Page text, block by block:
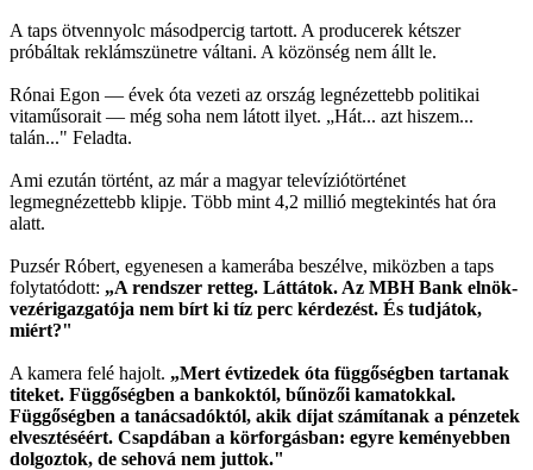
A taps ötvennyolc másodpercig tartott. A producerek kétszer
próbáltak reklámszünetre váltani. A közönség nem állt le.
Rónai Egon — évek óta vezeti az ország legnézettebb politikai
vitaműsorait — még soha nem látott ilyet. „Hát... azt hiszem...
talán..." Feladta.
Ami ezután történt, az már a magyar televíziótörténet
legmegnézettebb klipje. Több mint 4,2 millió megtekintés hat óra
alatt.
Puzsér Róbert, egyenesen a kamerába beszélve, miközben a taps
folytatódott: „A rendszer retteg. Láttátok. Az MBH Bank elnök-
vezérigazgatója nem bírt ki tíz perc kérdezést. És tudjátok,
miért?"
A kamera felé hajolt. „Mert évtizedek óta függőségben tartanak
titeket. Függőségben a bankoktól, bűnözői kamatokkal.
Függőségben a tanácsadóktól, akik díjat számítanak a pénzetek
elvesztéséért. Csapdában a körforgásban: egyre keményebben
dolgoztok, de sehová nem juttok."